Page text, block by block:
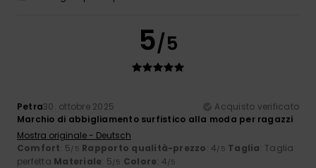
5/5
Petra30. ottobre 2025
Acquisto verificato
Marchio di abbigliamento surfistico alla moda per ragazzi
Mostra originale - Deutsch
Comfort: 5/5 Rapporto qualità-prezzo: 4/5 Taglia: Taglia
perfetta Materiale: 5/5 Colore: 4/5